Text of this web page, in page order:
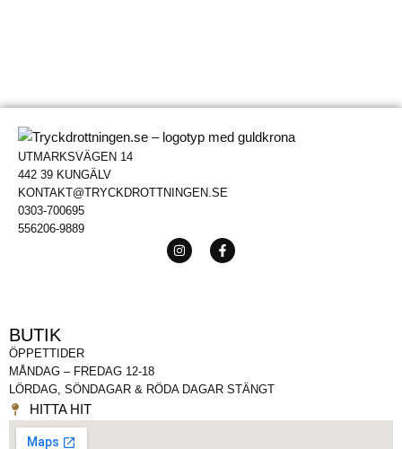
UTMARKSVÄGEN 14
442 39 KUNGÄLV
KONTAKT@TRYCKDROTTNINGEN.SE
0303-700695
556206-9889
BUTIK
ÖPPETTIDER
MÅNDAG – FREDAG 12-18
LÖRDAG, SÖNDAGAR & RÖDA DAGAR STÄNGT
HITTA HIT